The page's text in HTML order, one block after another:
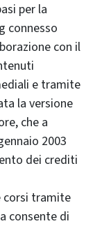
per la
connesso
con il
e tramite
la versione
che a
2003
dei crediti
corsi tramite
consente di